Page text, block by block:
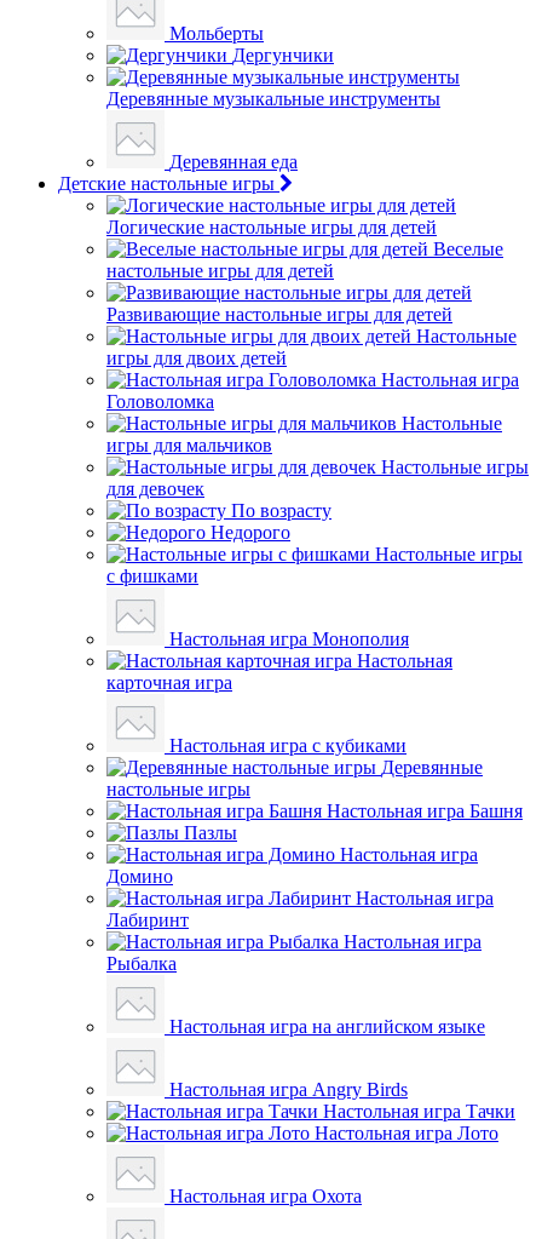
Мольберты
Дергунчики
Деревянные музыкальные инструменты
Деревянная еда
Детские настольные игры
Логические настольные игры для детей
Веселые
настольные игры для детей
Развивающие настольные игры для детей
Настольные
игры для двоих детей
Настольная игра
Головоломка
Настольные
игры для мальчиков
Настольные игры
для девочек
По возрасту
Недорого
Настольные игры
с фишками
Настольная игра Монополия
Настольная
карточная игра
Настольная игра с кубиками
Деревянные
настольные игры
Настольная игра Башня
Пазлы
Настольная игра
Домино
Настольная игра
Лабиринт
Настольная игра
Рыбалка
Настольная игра на английском языке
Настольная игра Angry Birds
Настольная игра Тачки
Настольная игра Лото
Настольная игра Охота